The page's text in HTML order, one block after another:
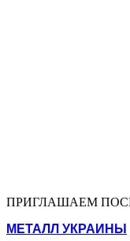
ПРИГЛАШАЕМ
МЕТАЛЛ УКРАИНЫ